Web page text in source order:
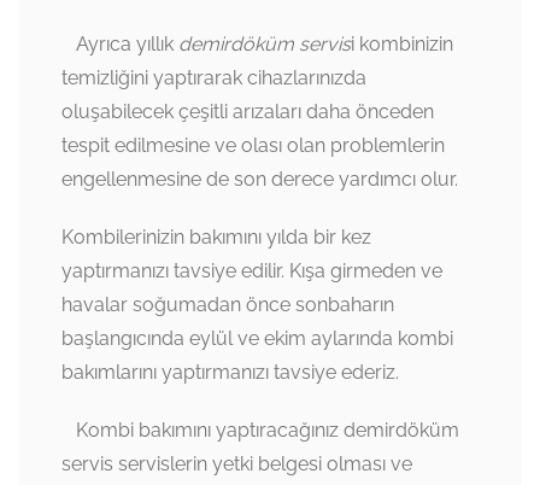
Ayrıca yıllık demirdöküm servisi kombinizin
temizliğini yaptırarak cihazlarınızda
oluşabilecek çeşitli arızaları daha önceden
tespit edilmesine ve olası olan problemlerin
engellenmesine de son derece yardımcı olur.
Kombilerinizin bakımını yılda bir kez
yaptırmanızı tavsiye edilir. Kışa girmeden ve
havalar soğumadan önce sonbaharın
başlangıcında eylül ve ekim aylarında kombi
bakımlarını yaptırmanızı tavsiye ederiz.
Kombi bakımını yaptıracağınız demirdöküm
servis servislerin yetki belgesi olması ve